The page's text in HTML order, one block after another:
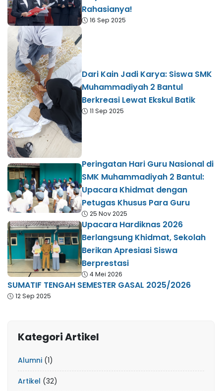
Rahasianya!
16 Sep 2025
Dari Kain Jadi Karya: Siswa SMK
Muhammadiyah 2 Bantul
Berkreasi Lewat Ekskul Batik
11 Sep 2025
Peringatan Hari Guru Nasional di
SMK Muhammadiyah 2 Bantul:
Upacara Khidmat dengan
Petugas Khusus Para Guru
25 Nov 2025
Upacara Hardiknas 2026
Berlangsung Khidmat, Sekolah
Berikan Apresiasi Siswa
Berprestasi
4 Mei 2026
SUMATIF TENGAH SEMESTER GASAL 2025/2026
12 Sep 2025
Kategori Artikel
Alumni (1)
Artikel (32)